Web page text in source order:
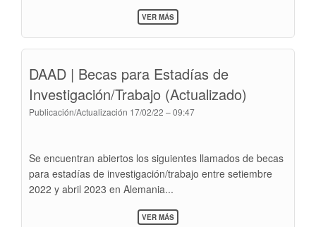
VER MÁSSOBRE
AVISO
CONVOCATORIA
DEL
PROGRAMA
DE
BECAS
OEA
2022
DAAD | Becas para Estadías de
Investigación/Trabajo (Actualizado)
Publicación/Actualización 17/02/22 – 09:47
Se encuentran abiertos los siguientes llamados de becas
para estadías de investigación/trabajo entre setiembre
2022 y abril 2023 en Alemania...
VER MÁSSOBRE
DAAD